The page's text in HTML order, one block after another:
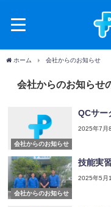
ホーム 会社からのお知らせ
会社からのお知らせ
会社からのお知らせ
QCサー
2025年7月
会社からのお知らせ
技能実
2025年5月